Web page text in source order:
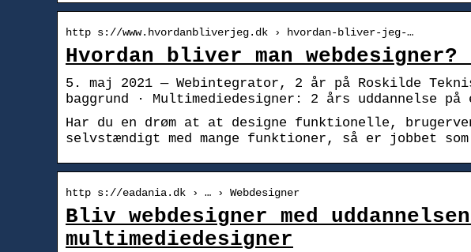
http s://www.hvordanbliverjeg.dk › hvordan-bliver-jeg-…
Hvordan bliver man
5. maj 2021 — Webintegrator, 2 år på Roskilde
baggrund · Multimediedesigner: 2 års uddannelse
Har du en drøm at at designe funktionelle,
selvstændigt med mange funktioner, så er jobbet som
http s://eadania.dk › … › Webdesigner
Bliv webdesigner med
multimediedesigner